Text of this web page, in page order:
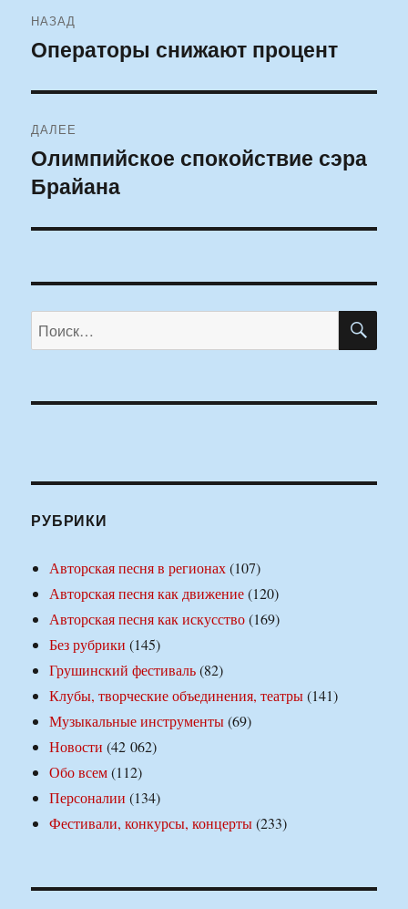
по
НАЗАД
Предыдущая
Операторы снижают процент
ДАЛЕЕ
Следующая
запись:
Олимпийское спокойствие сэра
Брайана
Искать:
РУБРИКИ
Авторская песня в регионах(107)
Авторская песня как движение(120)
Авторская песня как искусство(169)
Без рубрики (145)
Грушинский фестиваль(82)
Клубы, творческие объединения, театры(141)
Музыкальные инструменты(69)
Новости (42 062)
Обо всем(112)
Персоналии (134)
Фестивали, конкурсы, концерты(233)